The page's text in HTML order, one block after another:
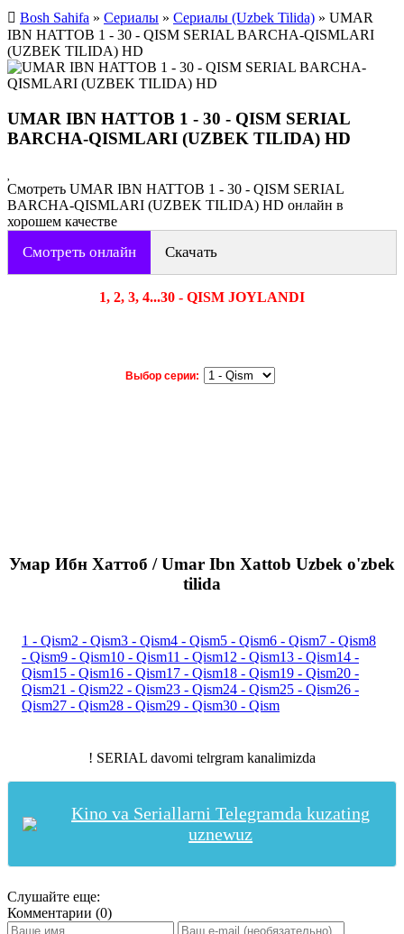
Bosh Sahifa » Сериалы » Сериалы (Uzbek Tilida) » UMAR
IBN HATTOB 1 - 30 - QISM SERIAL BARCHA-QISMLARI
(UZBEK TILIDA) HD
UMAR IBN HATTOB 1 - 30 - QISM SERIAL
BARCHA-QISMLARI (UZBEK TILIDA) HD
Смотреть UMAR IBN HATTOB 1 - 30 - QISM SERIAL
BARCHA-QISMLARI (UZBEK TILIDA) HD онлайн в
хорошем качестве
Смотреть онлайн Скачать
1, 2, 3, 4...30 - QISM JOYLANDI
Выбор серии:
Умар Ибн Хаттоб / Umar Ibn Xattob Uzbek o'zbek
tilida
1 - Qism2 - Qism3 - Qism4 - Qism5 - Qism6 - Qism7 - Qism8
- Qism9 - Qism10 - Qism11 - Qism12 - Qism13 - Qism14 -
Qism15 - Qism16 - Qism17 - Qism18 - Qism19 - Qism20 -
Qism21 - Qism22 - Qism23 - Qism24 - Qism25 - Qism26 -
Qism27 - Qism28 - Qism29 - Qism30 - Qism
! SERIAL davomi telrgram kanalimizda
Kino va Seriallarni Telegramda kuzating
uznewuz
Слушайте еще:
Комментарии (0)